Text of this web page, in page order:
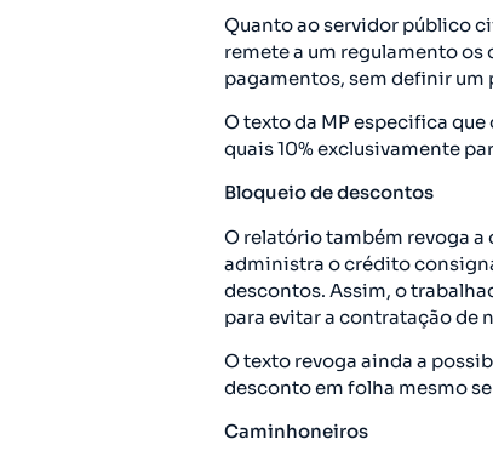
Quanto ao servidor público
remete a um regulamento
pagamentos, sem definir um
O texto da MP especifica
quais 10% exclusivamente
Bloqueio de descontos
O relatório também revoga a
administra o crédito
descontos. Assim, o
para evitar a contratação de
O texto revoga ainda a
desconto em folha mesmo
Caminhoneiros